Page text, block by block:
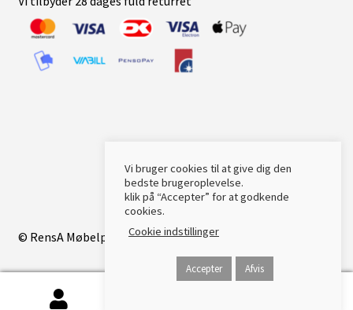
© RensA Møbelpleje 2021
Vi bruger cookies til at give dig den
bedste brugeroplevelse.
klik på “Accepter” for at godkende
cookies.
Cookie indstillinger
Accepter Afvis